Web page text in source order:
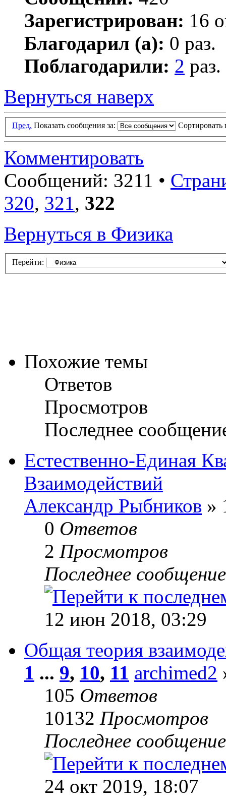
Зарегистрирован: 16
Благодарил (а): 0 раз.
Поблагодарили: 2 раз.
Вернуться наверх
Пред. Показать сообщения за: Сортировать
Комментировать
Сообщений: 3211 •
320, 321, 322
Вернуться в Физика
Перейти:
Похожие темы
Ответов
Просмотров
Последнее
Естественно-Единая
Взаимодействий
Александр Рыбников »
0 Ответов
2 Просмотров
Последнее
12 июн 2018, 03:29
Общая теория
1 ... 9, 10, 11 archimed2
105 Ответов
10132 Просмотров
Последнее
24 окт 2019, 18:07